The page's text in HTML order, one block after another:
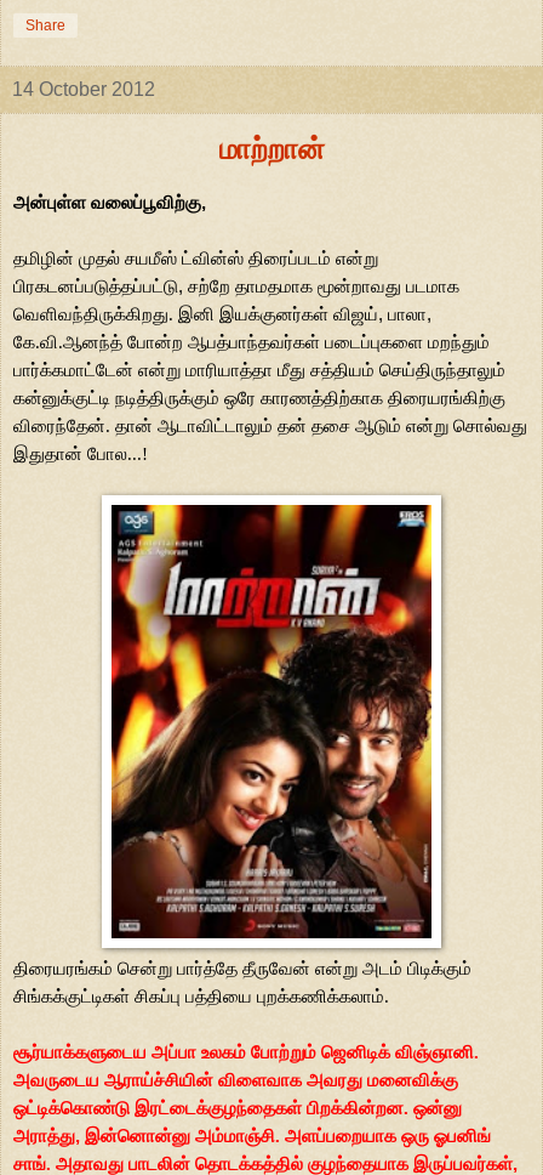
Share
14 October 2012
மாற்றான்
அன்புள்ள வலைப்பூவிற்கு,
தமிழின் முதல் சயமீஸ் ட்வின்ஸ் திரைப்படம் என்று
பிரகடனப்படுத்தப்பட்டு, சற்றே தாமதமாக மூன்றாவது படமாக
வெளிவந்திருக்கிறது. இனி இயக்குனர்கள் விஜய், பாலா,
கே.வி.ஆனந்த் போன்ற ஆபத்பாந்தவர்கள் படைப்புகளை மறந்தும்
பார்க்கமாட்டேன் என்று மாரியாத்தா மீது சத்தியம் செய்திருந்தாலும்
கன்னுக்குட்டி நடித்திருக்கும் ஒரே காரணத்திற்காக திரையரங்கிற்கு
விரைந்தேன். தான் ஆடாவிட்டாலும் தன் தசை ஆடும் என்று சொல்வது
இதுதான் போல...!
திரையரங்கம் சென்று பார்த்தே தீருவேன் என்று அடம் பிடிக்கும்
சிங்கக்குட்டிகள் சிகப்பு பத்தியை புறக்கணிக்கலாம்.
சூர்யாக்களுடைய அப்பா உலகம் போற்றும் ஜெனிடிக் விஞ்ஞானி.
அவருடைய ஆராய்ச்சியின் விளைவாக அவரது மனைவிக்கு
ஒட்டிக்கொண்டு இரட்டைக்குழந்தைகள் பிறக்கின்றன. ஒன்னு
அராத்து, இன்னொன்னு அம்மாஞ்சி. அளப்பறையாக ஒரு ஓபனிங்
சாங். அதாவது பாடலின் தொடக்கத்தில் குழந்தையாக இருப்பவர்கள்,